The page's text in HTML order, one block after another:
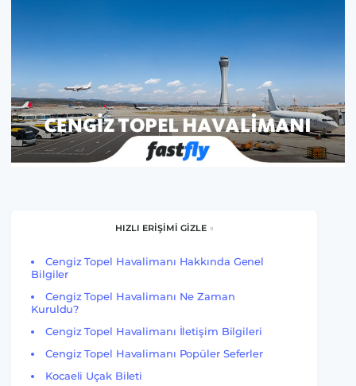
HIZLI ERİŞİMİ GİZLE
Cengiz Topel Havalimanı Hakkında Genel
Bilgiler
Cengiz Topel Havalimanı Ne Zaman
Kuruldu?
Cengiz Topel Havalimanı İletişim Bilgileri
Cengiz Topel Havalimanı Popüler Seferler
Kocaeli Uçak Bileti